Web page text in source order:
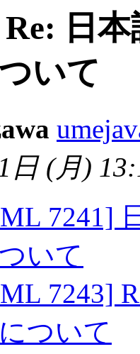
日
いて
日 (月)
7241]
いて
7243]
ついて